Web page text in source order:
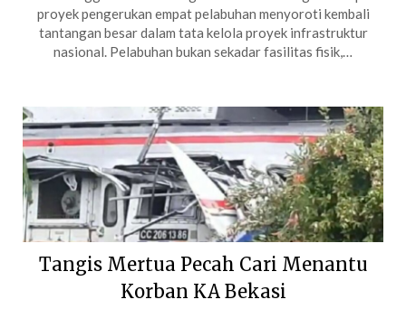
proyek pengerukan empat pelabuhan menyoroti kembali
tantangan besar dalam tata kelola proyek infrastruktur
nasional. Pelabuhan bukan sekadar fasilitas fisik,…
Tangis Mertua Pecah Cari Menantu
Korban KA Bekasi